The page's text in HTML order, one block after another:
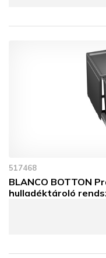
517468
BLANCO BOTTON
hulladéktároló